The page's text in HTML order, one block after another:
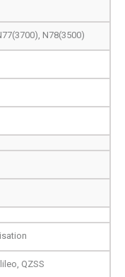
N78(3500)
QZSS